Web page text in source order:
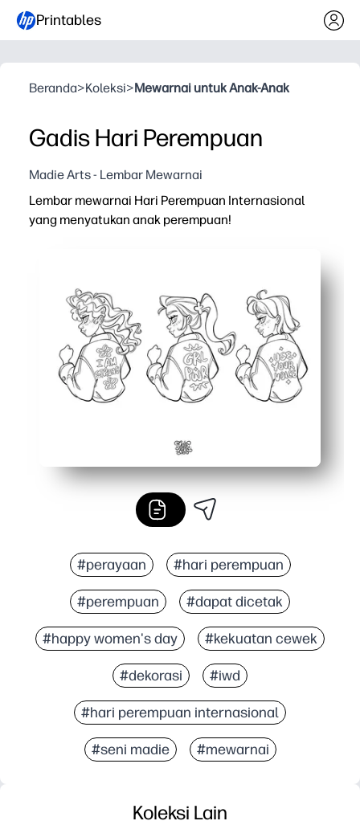
Printables
Beranda>Koleksi>Mewarnai untuk Anak-Anak
Gadis Hari Perempuan
Madie Arts - Lembar Mewarnai
Lembar mewarnai Hari Perempuan Internasional
yang menyatukan anak perempuan!
Karya seni yang ramah dan memberdayakan
Bekerja di mana saja - di rumah, di kelas, atau klub -
Mendukung pembelajaran - membangun kontrol
#perayaan #hari perempuan
#perempuan #dapat dicetak
#happy women's day #kekuatan cewek
#dekorasi #iwd
#hari perempuan internasional
#seni madie #mewarnai
Koleksi Lain